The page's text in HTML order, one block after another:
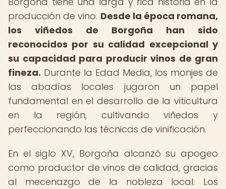
producción de vino. Desde la época romana,
los viñedos de Borgoña han sido
reconocidos por su calidad excepcional y
su capacidad para producir vinos de gran
fineza. Durante la Edad Media, los monjes de
las abadías locales jugaron un papel
fundamental en el desarrollo de la viticultura
en la región, cultivando viñedos y
perfeccionando las técnicas de vinificación.
En el siglo XV, Borgoña alcanzó su apogeo
como productor de vinos de calidad, gracias
al mecenazgo de la nobleza local. Los